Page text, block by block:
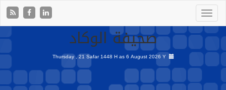
صحيفة الوكاد
Thursday , 21 Safar 1448 H as6 August 2026 Y